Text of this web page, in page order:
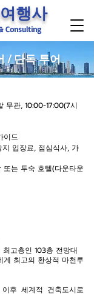
행사
Consulting
/ 단독 투어
무관, 10:00-17:00(7시
이드
입장료, 점심식사, 가
또는 투숙 호텔(다운타운
고층인 103층 전망대
최고의 환상적 마천루
후 세계적 건축도시로